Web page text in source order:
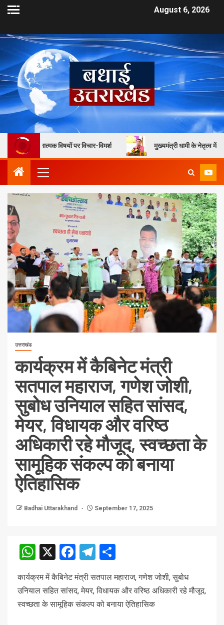
August 6, 2026
विषयों पर विचार-विमर्श मुख्यमंत्री धामी के नेतृत्व में युवाओं को मिलेगा
उत्तराखंड
कार्यक्रम में कैबिनेट मंत्री
सतपाल महाराज, गणेश जोशी,
सुबोध उनियाल सहित सांसद,
मेयर, विधायक और वरिष्ठ
अधिकारी रहे मौजूद, स्वच्छता के
सामूहिक संकल्प को बनाया
ऐतिहासिक
Badhai Uttarakhand September 17, 2025
WhatsApp
X Facebook
Telegram
कार्यक्रम में कैबिनेट मंत्री सतपाल महाराज, गणेश जोशी, सुबोध
उनियाल सहित सांसद, मेयर, विधायक और वरिष्ठ अधिकारी रहे मौजूद,
स्वच्छता के सामूहिक संकल्प को बनाया ऐतिहासिक